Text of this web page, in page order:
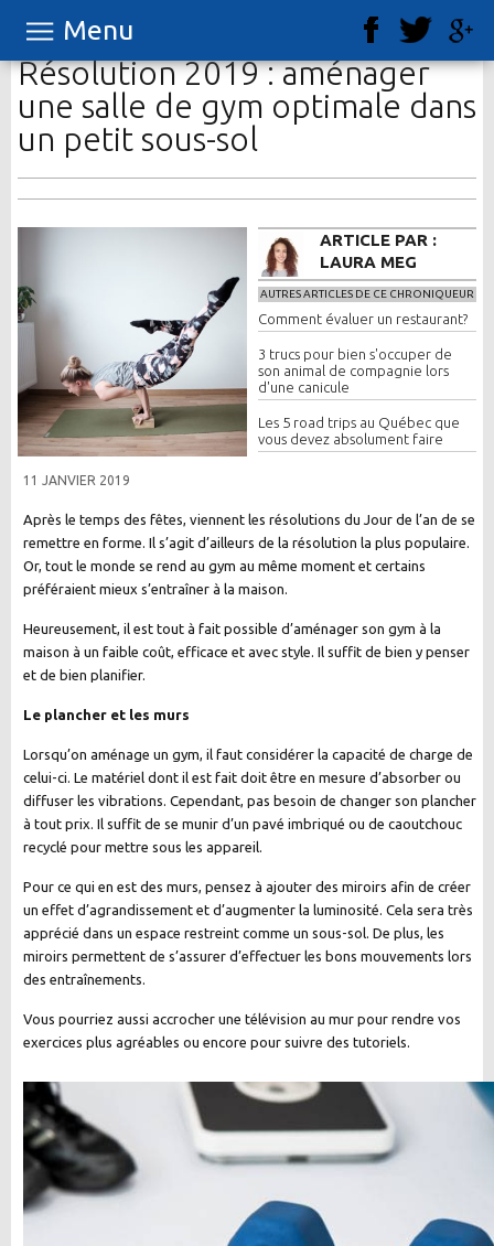
Menu
Résolution 2019 : aménager
une salle de gym optimale dans
un petit sous-sol
ARTICLE PAR :
LAURA MEG
AUTRES ARTICLES DE CE CHRONIQUEUR
Comment évaluer un restaurant?
3 trucs pour bien s'occuper de
son animal de compagnie lors
d'une canicule
Les 5 road trips au Québec que
vous devez absolument faire
11 JANVIER 2019
Après le temps des fêtes, viennent les résolutions du Jour de l’an de se
remettre en forme. Il s’agit d’ailleurs de la résolution la plus populaire.
Or, tout le monde se rend au gym au même moment et certains
préféraient mieux s’entraîner à la maison.
Heureusement, il est tout à fait possible d’aménager son gym à la
maison à un faible coût, efficace et avec style. Il suffit de bien y penser
et de bien planifier.
Le plancher et les murs
Lorsqu’on aménage un gym, il faut considérer la capacité de charge de
celui-ci. Le matériel dont il est fait doit être en mesure d’absorber ou
diffuser les vibrations. Cependant, pas besoin de changer son plancher
à tout prix. Il suffit de se munir d’un pavé imbriqué ou de caoutchouc
recyclé pour mettre sous les appareil.
Pour ce qui en est des murs, pensez à ajouter des miroirs afin de créer
un effet d’agrandissement et d’augmenter la luminosité. Cela sera très
apprécié dans un espace restreint comme un sous-sol. De plus, les
miroirs permettent de s’assurer d’effectuer les bons mouvements lors
des entraînements.
Vous pourriez aussi accrocher une télévision au mur pour rendre vos
exercices plus agréables ou encore pour suivre des tutoriels.